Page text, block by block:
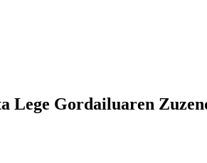
Lege Gordailuaren